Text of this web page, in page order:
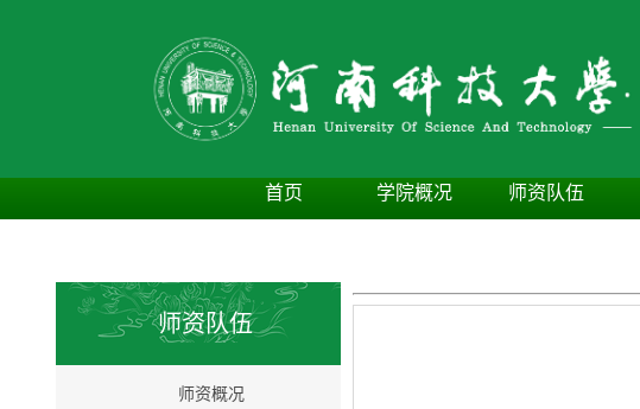
首页 学院概况 师资队伍
师资队伍
师资概况